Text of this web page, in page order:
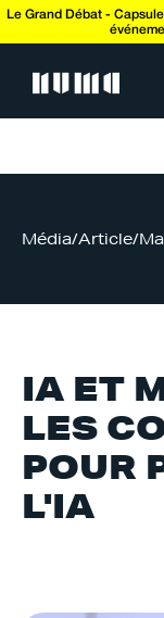
Le Grand Débat -
Média/Article/
IA ET
LES
POUR
L'IA